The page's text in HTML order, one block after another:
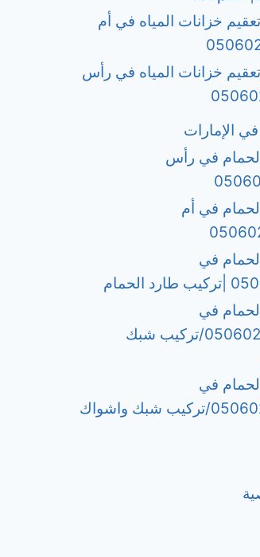
خزانات المياه في أم
خزانات المياه في رأس
الإمارات
في رأس
في أم
في
في
الشارقة/0506025079/تركيب شبك
في
عجمان/0506025079/تركيب شبك واشواك